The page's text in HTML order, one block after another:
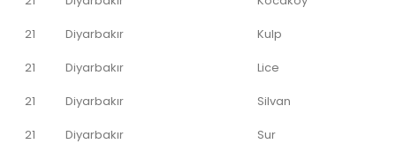
21
Diyarbakır
Kulp
21
Diyarbakır
Lice
21
Diyarbakır
Silvan
21
Diyarbakır Sur